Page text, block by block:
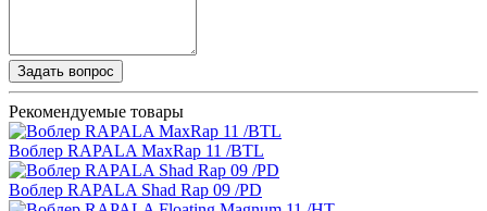
Задать вопрос
Рекомендуемые товары
Воблер RAPALA MaxRap 11 /BTL
Воблер RAPALA Shad Rap 09 /PD